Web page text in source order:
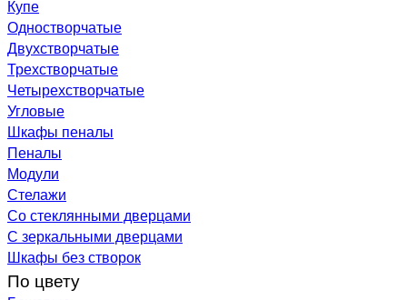
Купе
Одностворчатые
Двухстворчатые
Трехстворчатые
Четырехстворчатые
Угловые
Шкафы пеналы
Пеналы
Модули
Стелажи
Со стеклянными дверцами
С зеркальными дверцами
Шкафы без створок
По цвету